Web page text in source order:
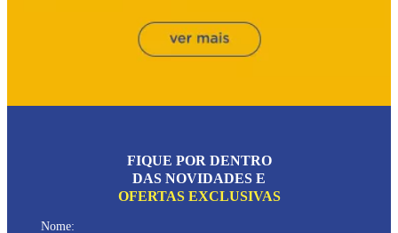
FIQUE POR DENTRO
DAS NOVIDADES E
OFERTAS EXCLUSIVAS
Nome: